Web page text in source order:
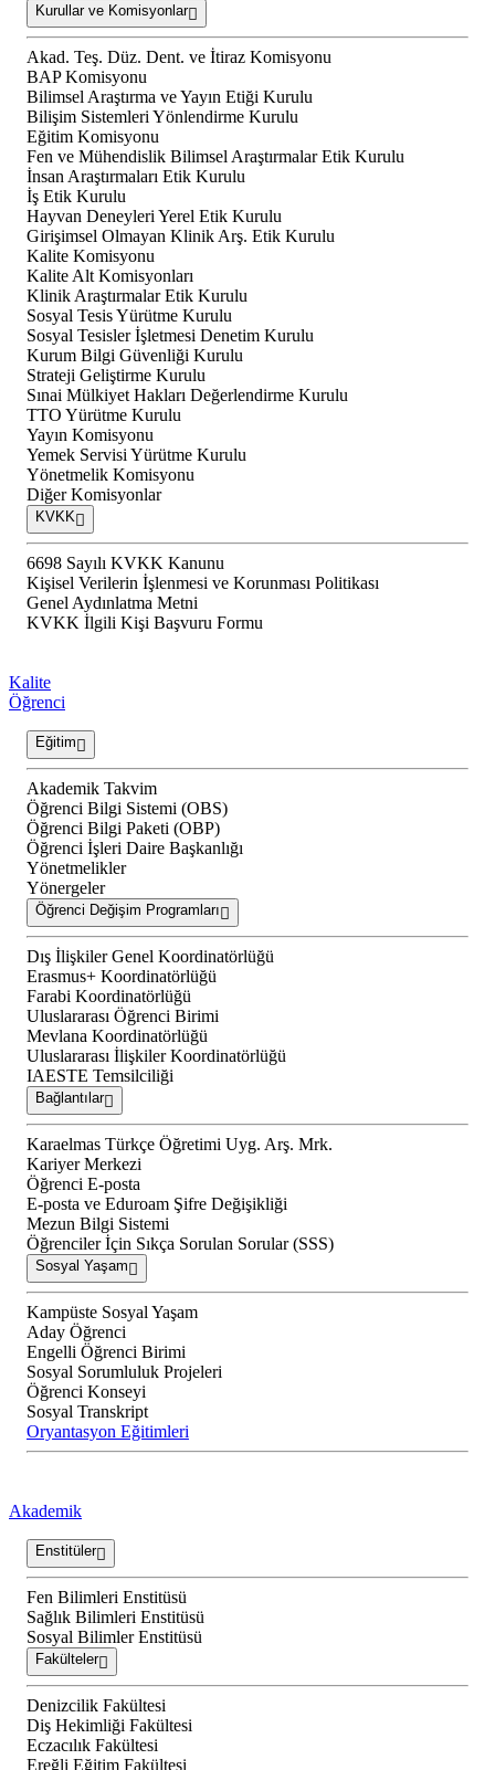
Kurullar ve Komisyonlar
Akad. Teş. Düz. Dent. ve İtiraz Komisyonu
BAP Komisyonu
Bilimsel Araştırma ve Yayın Etiği Kurulu
Bilişim Sistemleri Yönlendirme Kurulu
Eğitim Komisyonu
Fen ve Mühendislik Bilimsel Araştırmalar Etik Kurulu
İnsan Araştırmaları Etik Kurulu
İş Etik Kurulu
Hayvan Deneyleri Yerel Etik Kurulu
Girişimsel Olmayan Klinik Arş. Etik Kurulu
Kalite Komisyonu
Kalite Alt Komisyonları
Klinik Araştırmalar Etik Kurulu
Sosyal Tesis Yürütme Kurulu
Sosyal Tesisler İşletmesi Denetim Kurulu
Kurum Bilgi Güvenliği Kurulu
Strateji Geliştirme Kurulu
Sınai Mülkiyet Hakları Değerlendirme Kurulu
TTO Yürütme Kurulu
Yayın Komisyonu
Yemek Servisi Yürütme Kurulu
Yönetmelik Komisyonu
Diğer Komisyonlar
KVKK
6698 Sayılı KVKK Kanunu
Kişisel Verilerin İşlenmesi ve Korunması Politikası
Genel Aydınlatma Metni
KVKK İlgili Kişi Başvuru Formu
Kalite
Öğrenci
Eğitim
Akademik Takvim
Öğrenci Bilgi Sistemi (OBS)
Öğrenci Bilgi Paketi (OBP)
Öğrenci İşleri Daire Başkanlığı
Yönetmelikler
Yönergeler
Öğrenci Değişim Programları
Dış İlişkiler Genel Koordinatörlüğü
Erasmus+ Koordinatörlüğü
Farabi Koordinatörlüğü
Uluslararası Öğrenci Birimi
Mevlana Koordinatörlüğü
Uluslararası İlişkiler Koordinatörlüğü
IAESTE Temsilciliği
Bağlantılar
Karaelmas Türkçe Öğretimi Uyg. Arş. Mrk.
Kariyer Merkezi
Öğrenci E-posta
E-posta ve Eduroam Şifre Değişikliği
Mezun Bilgi Sistemi
Öğrenciler İçin Sıkça Sorulan Sorular (SSS)
Sosyal Yaşam
Kampüste Sosyal Yaşam
Aday Öğrenci
Engelli Öğrenci Birimi
Sosyal Sorumluluk Projeleri
Öğrenci Konseyi
Sosyal Transkript
Oryantasyon Eğitimleri
Akademik
Enstitüler
Fen Bilimleri Enstitüsü
Sağlık Bilimleri Enstitüsü
Sosyal Bilimler Enstitüsü
Fakülteler
Denizcilik Fakültesi
Diş Hekimliği Fakültesi
Eczacılık Fakültesi
Ereğli Eğitim Fakültesi